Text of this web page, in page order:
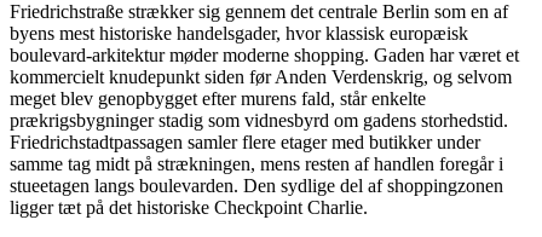
Friedrichstraße strækker sig gennem det centrale Berlin som en af
byens mest historiske handelsgader, hvor klassisk europæisk
boulevard-arkitektur møder moderne shopping. Gaden har været et
kommercielt knudepunkt siden før Anden Verdenskrig, og selvom
meget blev genopbygget efter murens fald, står enkelte
prækrigsbygninger stadig som vidnesbyrd om gadens storhedstid.
Friedrichstadtpassagen samler flere etager med butikker under
samme tag midt på strækningen, mens resten af handlen foregår i
stueetagen langs boulevarden. Den sydlige del af shoppingzonen
ligger tæt på det historiske Checkpoint Charlie.